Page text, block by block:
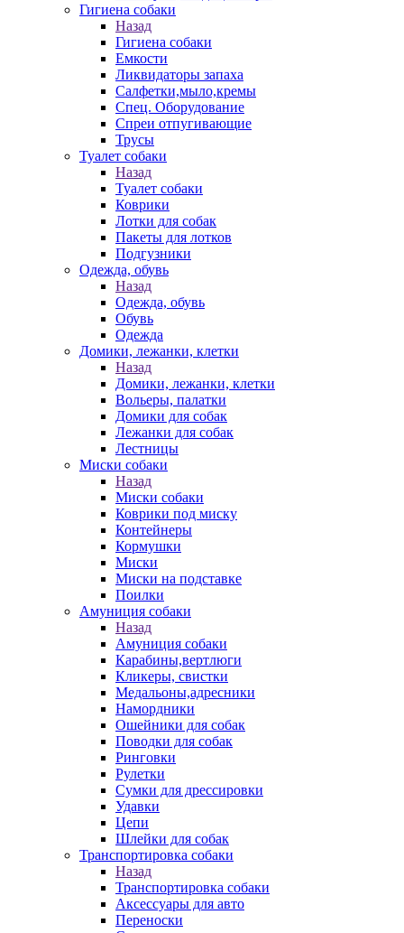
Гигиена собаки
Назад
Гигиена собаки
Емкости
Ликвидаторы запаха
Салфетки,мыло,кремы
Спец. Оборудование
Спреи отпугивающие
Трусы
Туалет собаки
Назад
Туалет собаки
Коврики
Лотки для собак
Пакеты для лотков
Подгузники
Одежда, обувь
Назад
Одежда, обувь
Обувь
Одежда
Домики, лежанки, клетки
Назад
Домики, лежанки, клетки
Вольеры, палатки
Домики для собак
Лежанки для собак
Лестницы
Миски собаки
Назад
Миски собаки
Коврики под миску
Контейнеры
Кормушки
Миски
Миски на подставке
Поилки
Амуниция собаки
Назад
Амуниция собаки
Карабины,вертлюги
Кликеры, свистки
Медальоны,адресники
Намордники
Ошейники для собак
Поводки для собак
Ринговки
Рулетки
Сумки для дрессировки
Удавки
Цепи
Шлейки для собак
Транспортировка собаки
Назад
Транспортировка собаки
Аксессуары для авто
Переноски